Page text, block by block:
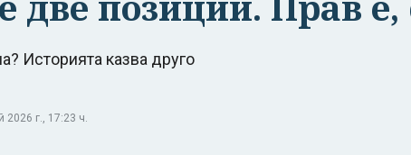
Историята казва друго
2026 г., 17:23 ч.